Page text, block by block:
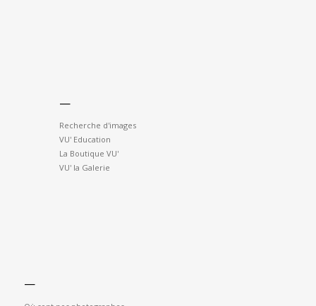
—
Recherche d'images
VU' Education
La Boutique VU'
VU' la Galerie
—